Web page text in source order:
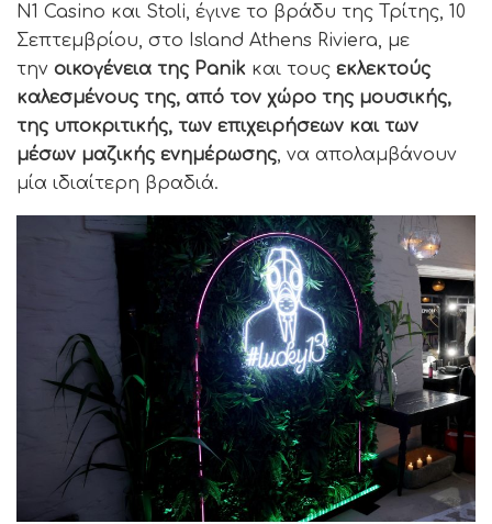
N1 Casino και Stoli, έγινε το βράδυ της Τρίτης, 10
Σεπτεμβρίου, στο Island Athens Riviera, με
την οικογένεια της Panik και τους εκλεκτούς
καλεσμένους της, από τον χώρο της μουσικής,
της υποκριτικής, των επιχειρήσεων και των
μέσων μαζικής ενημέρωσης, να απολαμβάνουν
μία ιδιαίτερη βραδιά.